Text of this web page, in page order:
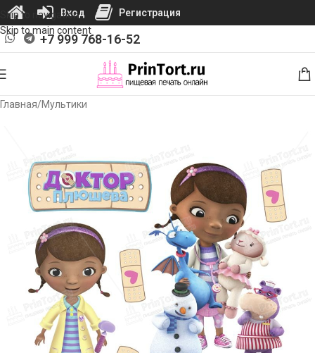
Skip to navigation
Skip to main content
+7 999 768-16-52
Главная/Мультики
Вход Регистрация